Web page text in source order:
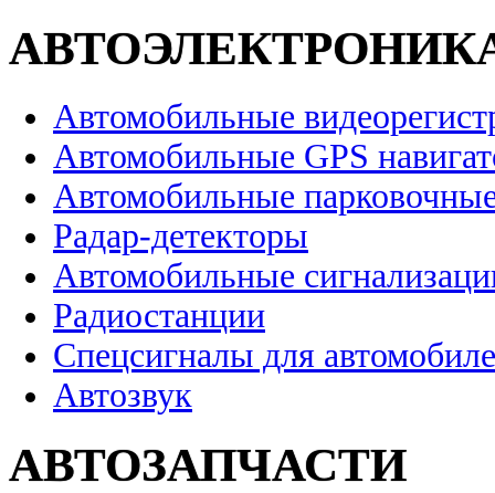
Автомобильные
Автомобильные GPS
Автомобильные
Радар-детекторы
Автомобильные
Радиостанции
Спецсигналы для
Автозвук
АВТОЗАПЧАСТИ